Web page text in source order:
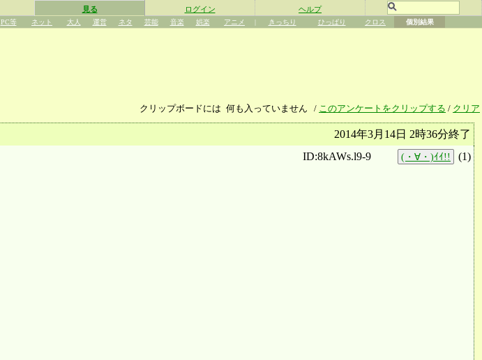
見る ログイン ヘルプ
PC等 ネット 大人 運営 ネタ 芸能 音楽 娯楽 アニメ | きっちり ひっぱり クロス 個別結果
クリップボードには 何も入っていません / このアンケートをクリップする / クリア
2014年3月14日 2時36分終了
ID:8kAWs.l9-9
(・∀・)ｲｲ!! (1)